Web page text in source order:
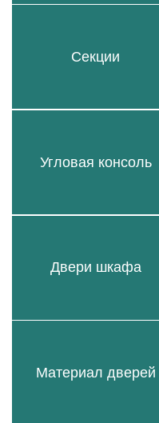
Секции
Угловая консоль
Двери шкафа
Материал дверей